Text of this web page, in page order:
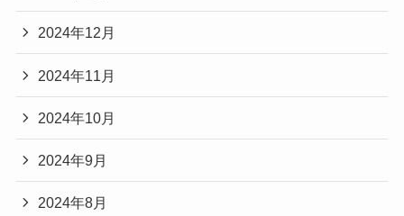
2024年12月
2024年11月
2024年10月
2024年9月
2024年8月